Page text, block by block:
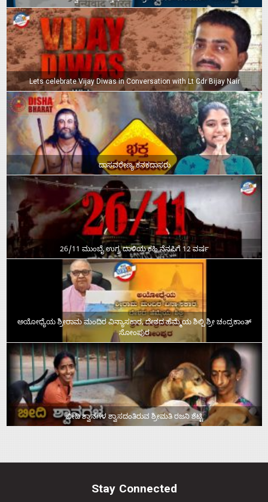
Lets celebrate Vijay Diwas in Conversation with Lt Cdr Bijay Nair
ದಾಸವರೇಣ್ಯ ಕನಕದಾಸರು
26/11 ಮುಂಬೈ ಉಗ್ರ ದಾಳಿಯ ಕಹಿ ನೆನಪಿಗೆ 12 ವರ್ಷ
ಅಯೋಧ್ಯೆಯ ಶ್ರೀರಾಮ ಮಂದಿರ ವಿನ್ಯಾಸಕಾರ, ದೇಶದ ಹೆಮ್ಮೆಯ ಶಿಲ್ಪಿ ಶ್ರೀ ಚಂದ್ರಕಾಂತ್‌
ಸೋಂಪುರ
ಬೀದಿ ಶ್ವಾನಗಳ ಶ್ವಾಸದಂತಿರುವ ಶ್ರೀಮತಿ ರಜನಿ ಶೆಟ್ಟಿ
Stay Connected